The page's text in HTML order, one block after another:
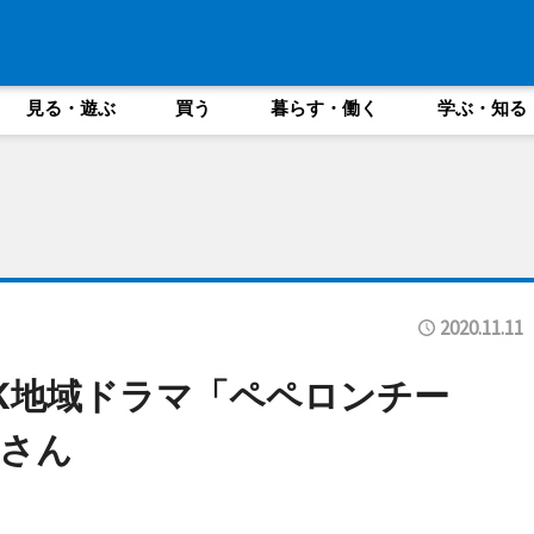
見る・遊ぶ 買う 暮らす・働く 学ぶ・知る
2020.11.11
域ドラマ「ペペロンチー
ん